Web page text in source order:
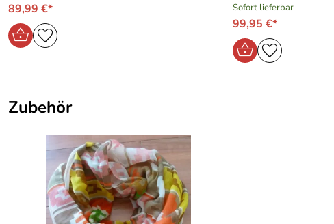
89,99 €*
Sofort lieferbar
99,95 €*
Zubehör